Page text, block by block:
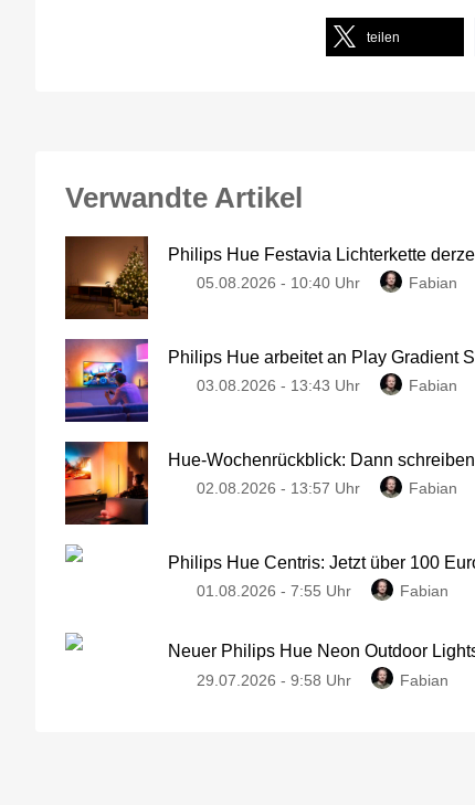
teilen
Verwandte Artikel
Philips Hue Festavia Lichterkette
05.08.2026 - 10:40 Uhr Fabian
Philips Hue arbeitet an Play Gradient
03.08.2026 - 13:43 Uhr Fabian
Hue-Wochenrückblick: Dann
02.08.2026 - 13:57 Uhr Fabian
Philips Hue Centris: Jetzt über 100
01.08.2026 - 7:55 Uhr Fabian
Neuer Philips Hue Neon Outdoor
29.07.2026 - 9:58 Uhr Fabian